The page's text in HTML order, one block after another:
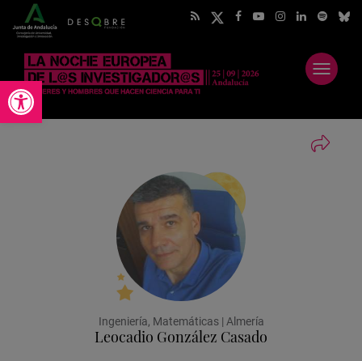
Abrir barra de herramientas
Abrir
menú
Ingeniería, Matemáticas | Almería
Leocadio González Casado